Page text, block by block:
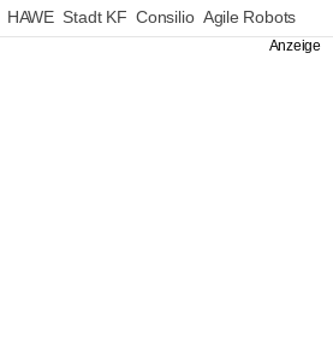
HAWE Stadt KF Consilio Agile Robots